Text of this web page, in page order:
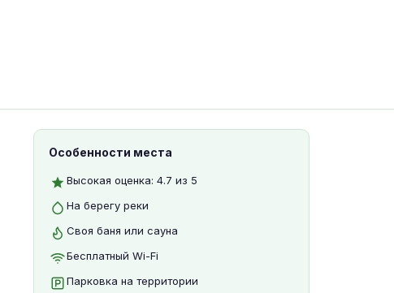
Особенности места
Высокая оценка: 4.7 из 5
На берегу реки
Своя баня или сауна
Бесплатный Wi-Fi
Парковка на территории